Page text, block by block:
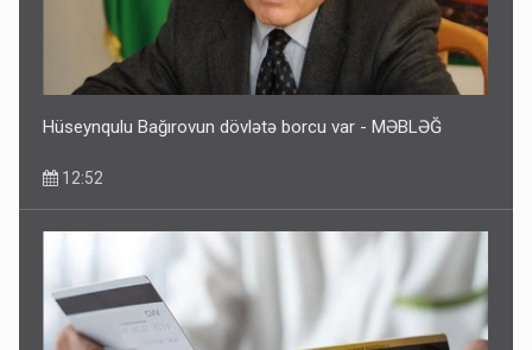
Hüseynqulu Bağırovun dövlətə borcu var - MƏBLƏĞ
12:52